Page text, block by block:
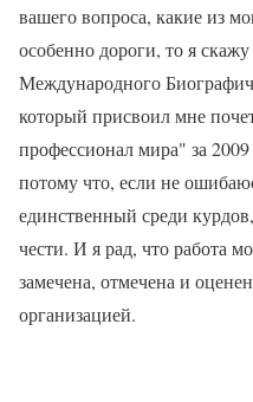
вашего вопроса, какие из
особенно дороги, то я
Международного
который присвоил мне
профессионал мира" за
потому что, если не
единственный среди
чести. И я рад, что работа
замечена, отмечена и
организацией.